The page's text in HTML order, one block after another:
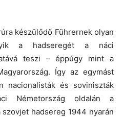
készülődő Führernek olyan
a hadseregét a náci
teszi – éppúgy mint a
Így az egymást
nacionalisták és soviniszták
Németország oldalán a
hadsereg 1944 nyarán